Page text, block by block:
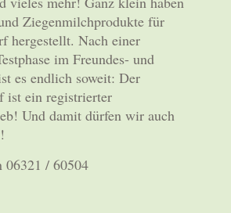
Ziegenmilchprodukte für
hergestellt. Nach einer
im Freundes- und
es endlich soweit: Der
ist ein registrierter
Und damit dürfen wir auch
06321 / 60504